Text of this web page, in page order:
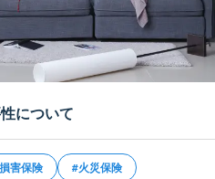
について
害保険 #火災保険